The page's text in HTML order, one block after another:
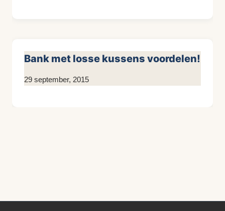
Bank met losse kussens voordelen!
Door
29 september, 2015